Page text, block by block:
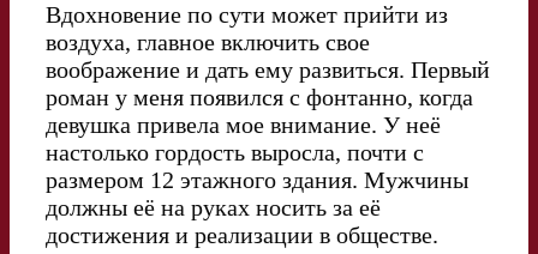
Вдохновение по сути может прийти из
воздуха, главное включить свое
воображение и дать ему развиться. Первый
роман у меня появился с фонтанно, когда
девушка привела мое внимание. У неё
настолько гордость выросла, почти с
размером 12 этажного здания. Мужчины
должны её на руках носить за её
достижения и реализации в обществе.